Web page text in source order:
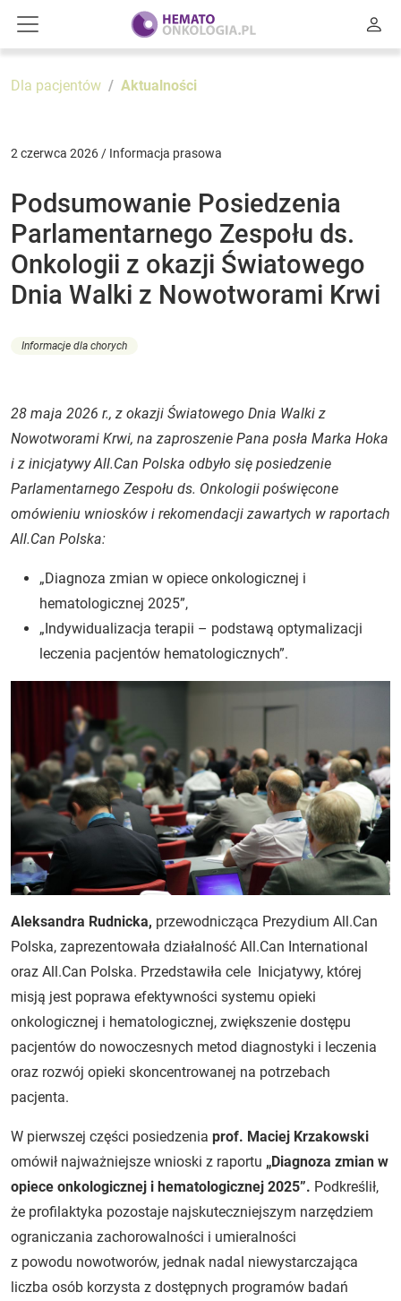
Dla pacjentów Aktualności
2 czerwca 2026 / Informacja prasowa
Podsumowanie Posiedzenia
Parlamentarnego Zespołu ds.
Onkologii z okazji Światowego
Dnia Walki z Nowotworami Krwi
Informacje dla chorych
28 maja 2026 r., z okazji Światowego Dnia Walki z
Nowotworami Krwi, na zaproszenie Pana posła Marka Hoka
i z inicjatywy All.Can Polska odbyło się posiedzenie
Parlamentarnego Zespołu ds. Onkologii poświęcone
omówieniu wniosków i rekomendacji zawartych w raportach
All.Can Polska:
„Diagnoza zmian w opiece onkologicznej i
hematologicznej 2025”,
„Indywidualizacja terapii – podstawą optymalizacji
leczenia pacjentów hematologicznych”.
Aleksandra Rudnicka, przewodnicząca Prezydium All.Can
Polska, zaprezentowała działalność All.Can International
oraz All.Can Polska. Przedstawiła cele Inicjatywy, której
misją jest poprawa efektywności systemu opieki
onkologicznej i hematologicznej, zwiększenie dostępu
pacjentów do nowoczesnych metod diagnostyki i leczenia
oraz rozwój opieki skoncentrowanej na potrzebach
pacjenta.
W pierwszej części posiedzenia prof. Maciej Krzakowski
omówił najważniejsze wnioski z raportu „Diagnoza zmian w
opiece onkologicznej i hematologicznej 2025”. Podkreślił,
że profilaktyka pozostaje najskuteczniejszym narzędziem
ograniczania zachorowalności i umieralności
z powodu nowotworów, jednak nadal niewystarczająca
liczba osób korzysta z dostępnych programów badań